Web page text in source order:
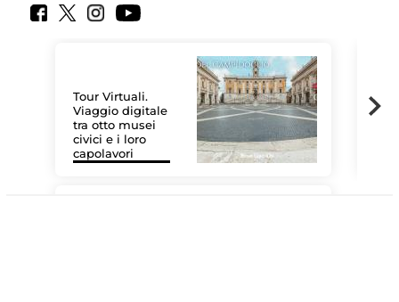
Tour Virtuali.
Viaggio digitale
tra otto musei
civici e i loro
capolavori